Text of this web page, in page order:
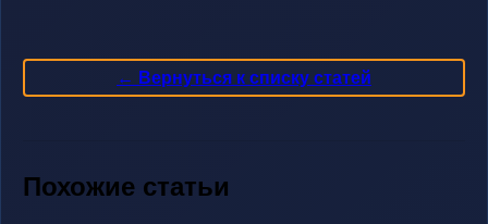
← Вернуться к списку статей
Похожие статьи